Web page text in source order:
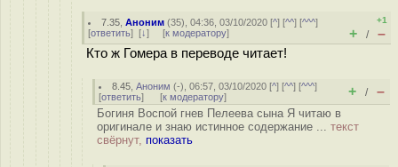
7.35 ,Аноним (35), 04:36, 03/10/2020 [^] [^^] [^^^]
[ответить] [↓] [к модератору]
+1
+ / –
Кто ж Гомера в переводе читает!
8.45 ,Аноним (-), 06:57, 03/10/2020 [^] [^^] [^^^]
[ответить] [к модератору] + / –
Богиня Воспой гнев Пелеева сына Я читаю в
оригинале и знаю истинное содержание ... текст
свёрнут, показать